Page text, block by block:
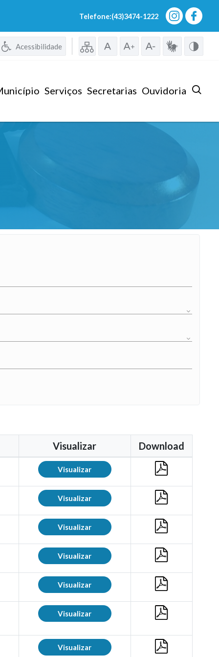
Telefone:(43)3474-1222
Acessibilidade
Serviços Secretarias Ouvidoria
Visualizar Download
Visualizar
Visualizar
Visualizar
Visualizar
Visualizar
Visualizar
Visualizar